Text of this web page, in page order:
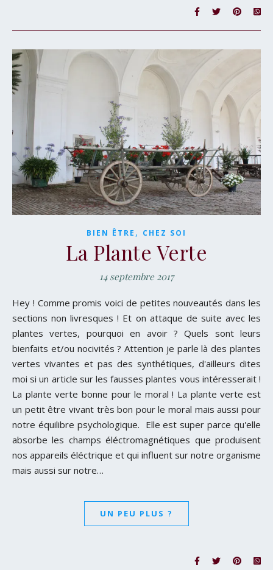
BIEN ÊTRE , CHEZ SOI
La Plante Verte
14 septembre 2017
Hey ! Comme promis voici de petites nouveautés dans les
sections non livresques ! Et on attaque de suite avec les
plantes vertes, pourquoi en avoir ? Quels sont leurs
bienfaits et/ou nocivités ? Attention je parle là des plantes
vertes vivantes et pas des synthétiques, d'ailleurs dites
moi si un article sur les fausses plantes vous intéresserait !
La plante verte bonne pour le moral ! La plante verte est
un petit être vivant très bon pour le moral mais aussi pour
notre équilibre psychologique. Elle est super parce qu'elle
absorbe les champs éléctromagnétiques que produisent
nos appareils éléctrique et qui influent sur notre organisme
mais aussi sur notre…
UN PEU PLUS ?